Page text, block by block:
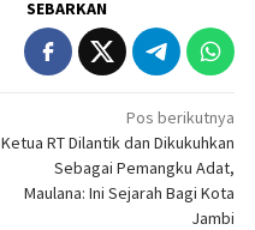
SEBARKAN
Pos berikutnya
Ketua RT Dilantik dan Dikukuhkan
Sebagai Pemangku Adat,
Maulana: Ini Sejarah Bagi Kota
Jambi